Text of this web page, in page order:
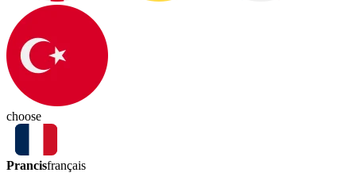
choose
Prancisfrançais